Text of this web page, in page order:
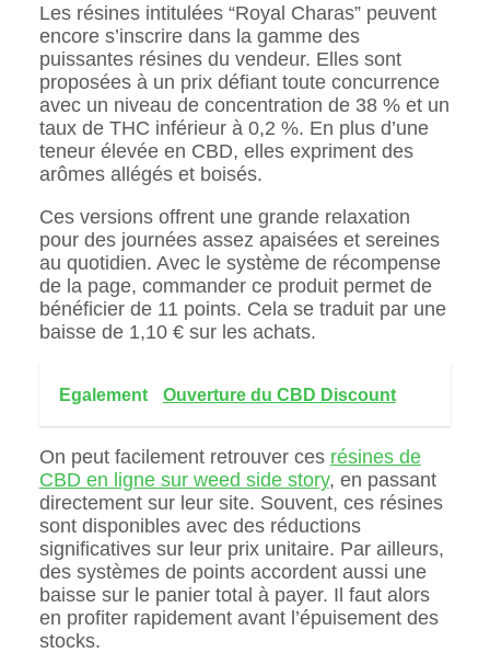
Les résines intitulées “Royal Charas” peuvent
encore s’inscrire dans la gamme des
puissantes résines du vendeur. Elles sont
proposées à un prix défiant toute concurrence
avec un niveau de concentration de 38 % et un
taux de THC inférieur à 0,2 %. En plus d’une
teneur élevée en CBD, elles expriment des
arômes allégés et boisés.
Ces versions offrent une grande relaxation
pour des journées assez apaisées et sereines
au quotidien. Avec le système de récompense
de la page, commander ce produit permet de
bénéficier de 11 points. Cela se traduit par une
baisse de 1,10 € sur les achats.
Egalement Ouverture du CBD Discount
On peut facilement retrouver ces résines de
CBD en ligne sur weed side story, en passant
directement sur leur site. Souvent, ces résines
sont disponibles avec des réductions
significatives sur leur prix unitaire. Par ailleurs,
des systèmes de points accordent aussi une
baisse sur le panier total à payer. Il faut alors
en profiter rapidement avant l’épuisement des
stocks.